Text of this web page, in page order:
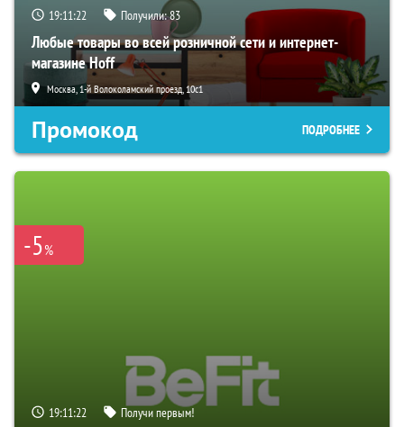
19:11:21 Получили:83
Любые товары во всей розничной сети и интернет-
магазине Hoff
Москва, 1-й Волоколамский проезд, 10с1
Промокод ПОДРОБНЕЕ
-5%
19:11:21 Получи первым!